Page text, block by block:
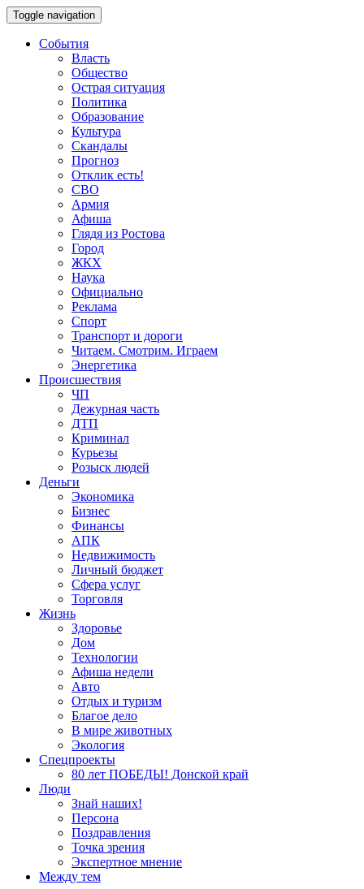
Toggle navigation
События
Власть
Общество
Острая ситуация
Политика
Образование
Культура
Скандалы
Прогноз
Отклик есть!
СВО
Армия
Афиша
Глядя из Ростова
Город
ЖКХ
Наука
Официально
Реклама
Спорт
Транспорт и дороги
Читаем. Смотрим. Играем
Энергетика
Происшествия
ЧП
Дежурная часть
ДТП
Криминал
Курьезы
Розыск людей
Деньги
Экономика
Бизнес
Финансы
АПК
Недвижимость
Личный бюджет
Сфера услуг
Торговля
Жизнь
Здоровье
Дом
Технологии
Афиша недели
Авто
Отдых и туризм
Благое дело
В мире животных
Экология
Спецпроекты
80 лет ПОБЕДЫ! Донской край
Люди
Знай наших!
Персона
Поздравления
Точка зрения
Экспертное мнение
Между тем